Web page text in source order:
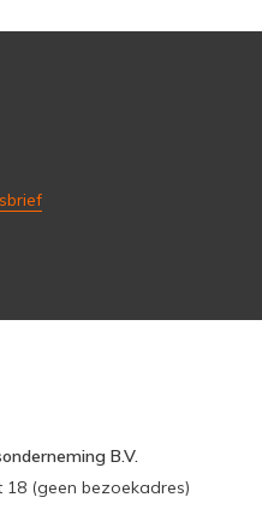
B.V.
18 (geen bezoekadres)